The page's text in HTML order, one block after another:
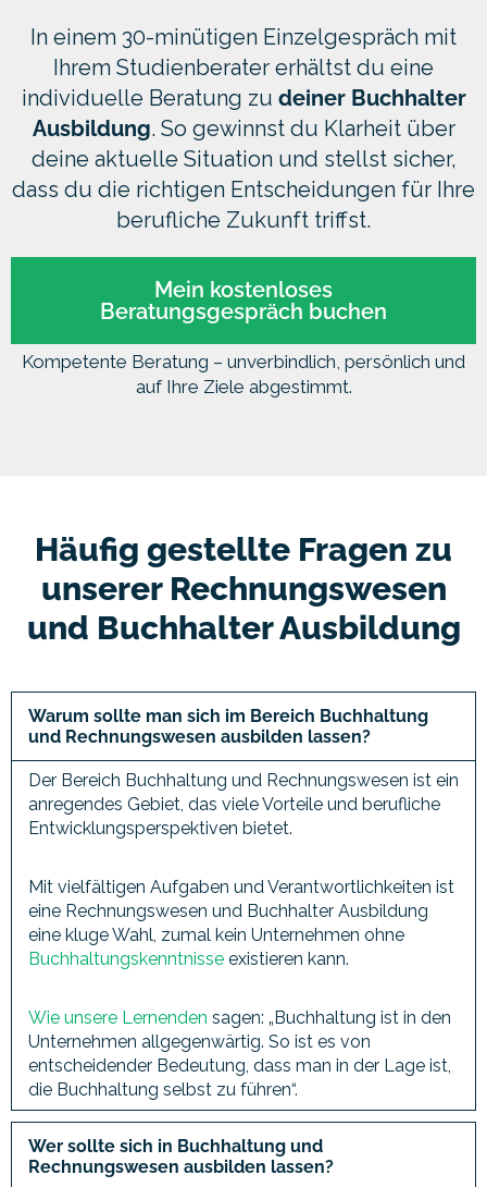
In einem 30-minütigen Einzelgespräch mit
Ihrem Studienberater erhältst du eine
individuelle Beratung zu deiner Buchhalter
Ausbildung. So gewinnst du Klarheit über
deine aktuelle Situation und stellst sicher,
dass du die richtigen Entscheidungen für Ihre
berufliche Zukunft triffst.
Mein kostenloses
Beratungsgespräch buchen
Kompetente Beratung – unverbindlich, persönlich und
auf Ihre Ziele abgestimmt.
Häufig gestellte Fragen zu
unserer Rechnungswesen
und Buchhalter Ausbildung
Warum sollte man sich im Bereich Buchhaltung
und Rechnungswesen ausbilden lassen?
Der Bereich Buchhaltung und Rechnungswesen ist ein
anregendes Gebiet, das viele Vorteile und berufliche
Entwicklungsperspektiven bietet.
Mit vielfältigen Aufgaben und Verantwortlichkeiten ist
eine Rechnungswesen und Buchhalter Ausbildung
eine kluge Wahl, zumal kein Unternehmen ohne
Buchhaltungskenntnisse existieren kann.
Wie unsere Lernenden sagen: „Buchhaltung ist in den
Unternehmen allgegenwärtig. So ist es von
entscheidender Bedeutung, dass man in der Lage ist,
die Buchhaltung selbst zu führen“.
Wer sollte sich in Buchhaltung und
Rechnungswesen ausbilden lassen?